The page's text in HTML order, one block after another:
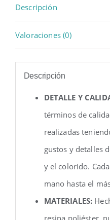
Descripción
Valoraciones (0)
Descripción
DETALLE Y
términos de
realizadas
gustos y detalles
y el colorido.
mano hasta el
MATERIALES:
resina poliéster,